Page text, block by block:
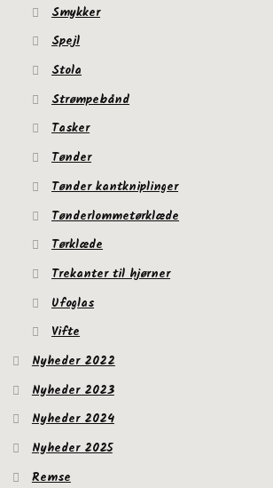
Smykker
Spejl
Stola
Strømpebånd
Tasker
Tønder
Tønder kantkniplinger
Tønderlommetørklæde
Tørklæde
Trekanter til hjørner
Ufoglas
Vifte
Nyheder 2022
Nyheder 2023
Nyheder 2024
Nyheder 2025
Remse